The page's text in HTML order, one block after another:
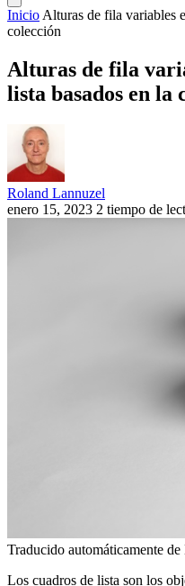
Inicio Alturas de fila variables
colección
Alturas de fila
lista basados en la
Roland Lannuzel
enero 15, 2023 2 tiempo de
Traducido automáticamente de
Los cuadros de lista son los